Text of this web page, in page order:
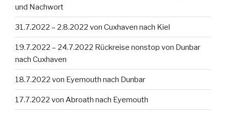
und Nachwort
31.7.2022 – 2.8.2022 von Cuxhaven nach Kiel
19.7.2022 – 24.7.2022 Rückreise nonstop von Dunbar
nach Cuxhaven
18.7.2022 von Eyemouth nach Dunbar
17.7.2022 von Abroath nach Eyemouth